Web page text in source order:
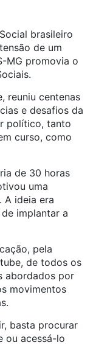
brasileiro
de um
MG promovia o
reuniu centenas
e desafios da
político, tanto
curso, como
de 30 horas
uma
A ideia era
implantar a
pela
de todos os
abordados por
movimentos
basta procurar
ou acessá-lo